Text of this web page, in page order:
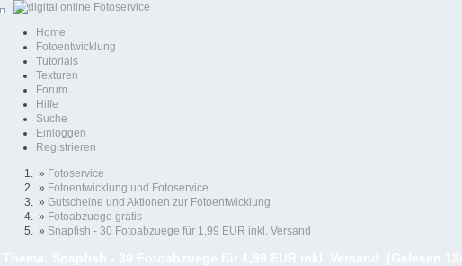
Home
Fotoentwicklung
Tutorials
Texturen
Forum
Hilfe
Suche
Einloggen
Registrieren
» Fotoservice
» Fotoentwicklung und Fotoservice
» Gutscheine und Aktionen zur Fotoentwicklung
» Fotoabzuege gratis
» Snapfish - 30 Fotoabzuege für 1,99 EUR inkl. Versand